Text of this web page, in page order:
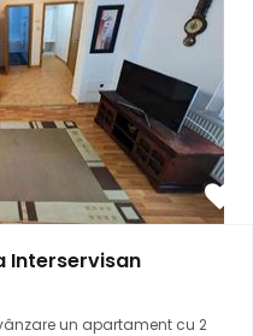
Interservisan
vânzare un apartament cu 2